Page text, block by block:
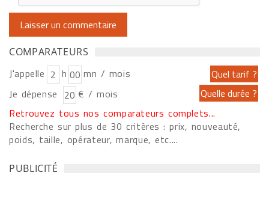
COMPARATEURS
J'appelle h
mn / mois
Je dépense
€ / mois
Retrouvez tous nos comparateurs complets...
Recherche sur plus de 30 critères : prix, nouveauté,
poids, taille, opérateur, marque, etc....
PUBLICITÉ